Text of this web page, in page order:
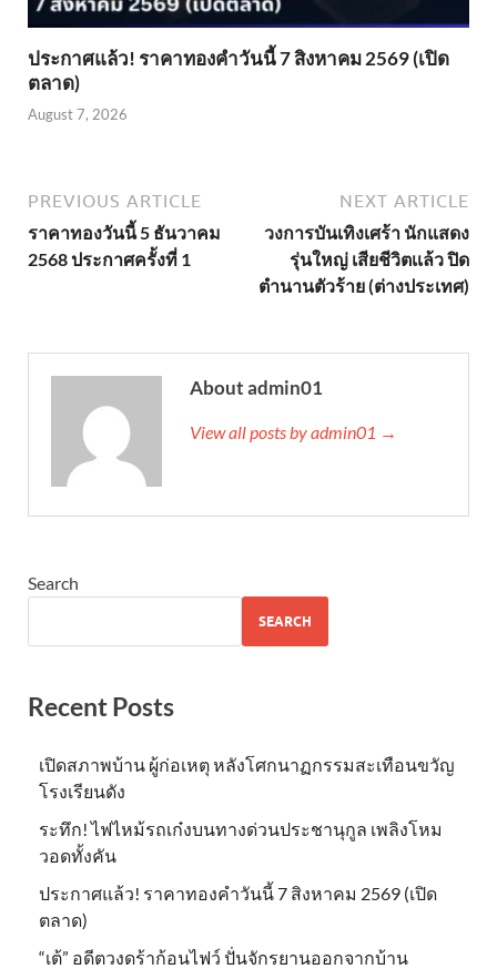
ประกาศแล้ว! ราคาทองคำวันนี้ 7 สิงหาคม 2569 (เปิด
ตลาด)
August 7, 2026
PREVIOUS ARTICLE
ราคาทองวันนี้ 5 ธันวาคม
2568 ประกาศครั้งที่ 1
NEXT ARTICLE
วงการบันเทิงเศร้า นักแสดง
รุ่นใหญ่ เสียชีวิตเเล้ว ปิด
ตำนานตัวร้าย (ต่างประเทศ)
About admin01
View all posts by admin01 →
Search
SEARCH
Recent Posts
เปิดสภาพบ้าน ผู้ก่อเหตุ หลังโศกนาฏกรรมสะเทือนขวัญ
โรงเรียนดัง
ระทึก! ไฟไหม้รถเก๋งบนทางด่วนประชานุกูล เพลิงโหม
วอดทั้งคัน
ประกาศแล้ว! ราคาทองคำวันนี้ 7 สิงหาคม 2569 (เปิด
ตลาด)
“เต้” อดีตวงดร้าก้อนไฟว์ ปั่นจักรยานออกจากบ้าน